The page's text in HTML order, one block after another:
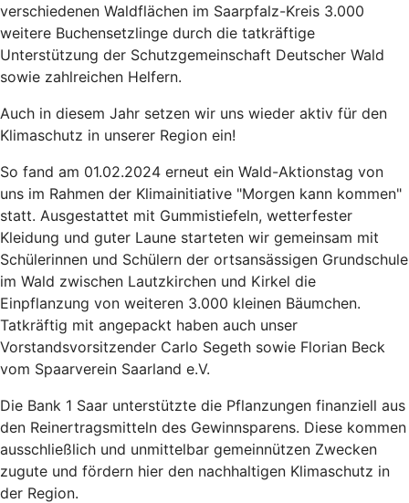
verschiedenen Waldflächen im Saarpfalz-Kreis 3.000
weitere Buchensetzlinge durch die tatkräftige
Unterstützung der Schutzgemeinschaft Deutscher Wald
sowie zahlreichen Helfern.
Auch in diesem Jahr setzen wir uns wieder aktiv für den
Klimaschutz in unserer Region ein!
So fand am 01.02.2024 erneut ein Wald-Aktionstag von
uns im Rahmen der Klimainitiative "Morgen kann kommen"
statt. Ausgestattet mit Gummistiefeln, wetterfester
Kleidung und guter Laune starteten wir gemeinsam mit
Schülerinnen und Schülern der ortsansässigen Grundschule
im Wald zwischen Lautzkirchen und Kirkel die
Einpflanzung von weiteren 3.000 kleinen Bäumchen.
Tatkräftig mit angepackt haben auch unser
Vorstandsvorsitzender Carlo Segeth sowie Florian Beck
vom Spaarverein Saarland e.V.
Die Bank 1 Saar unterstützte die Pflanzungen finanziell aus
den Reinertragsmitteln des Gewinnsparens. Diese kommen
ausschließlich und unmittelbar gemeinnützen Zwecken
zugute und fördern hier den nachhaltigen Klimaschutz in
der Region.